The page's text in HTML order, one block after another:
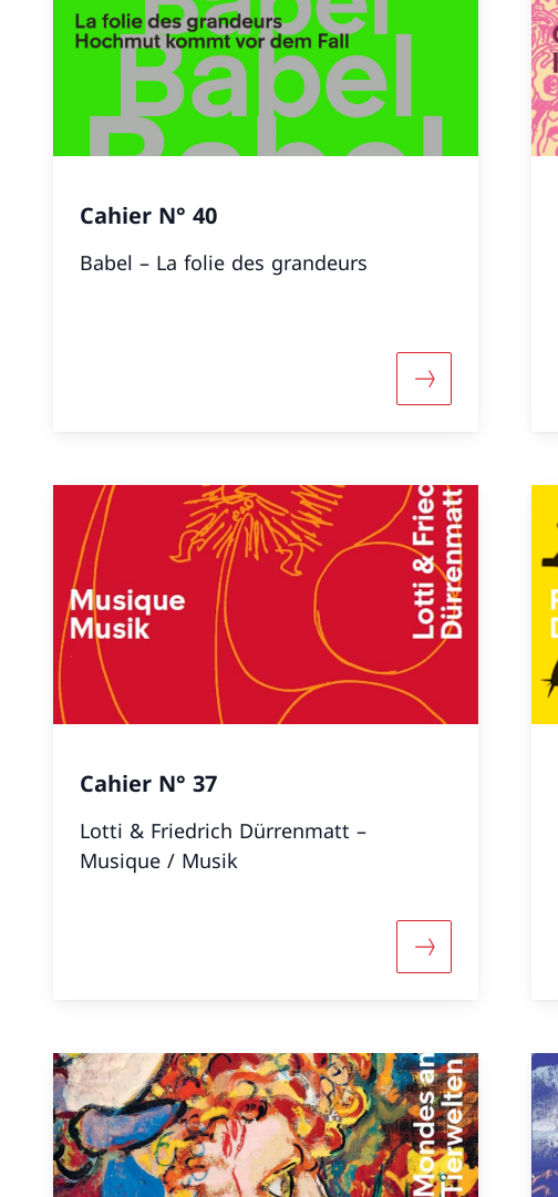
Cahier N° 40
Babel – La folie des grandeurs
Maggiori
Cahier N° 37
Lotti & Friedrich Dürrenmatt –
Musique / Musik
Maggiori